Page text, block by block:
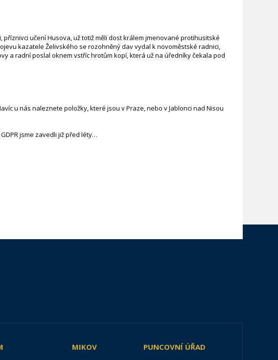
učení Husova, už totiž měli dost králem jmenované protihusitské
kazatele Želivského se rozohněný dav vydal k novoměstské radnici,
a radní poslal oknem vstříc hrotům kopí, která už na úředníky čekala pod
u nás naleznete položky, které jsou v Praze, nebo v Jablonci nad Nisou
jsme zavedli již před léty…
MIKOV
PUNCOVNÍ ÚŘAD